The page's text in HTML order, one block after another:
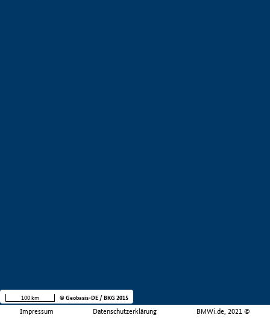
Impressum Datenschutzerklärung BMWi.de, 2021 ©
100 km © Geobasis-DE / BKG 2015